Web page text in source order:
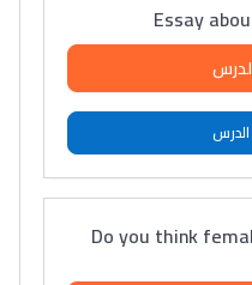
Essay
Do you think